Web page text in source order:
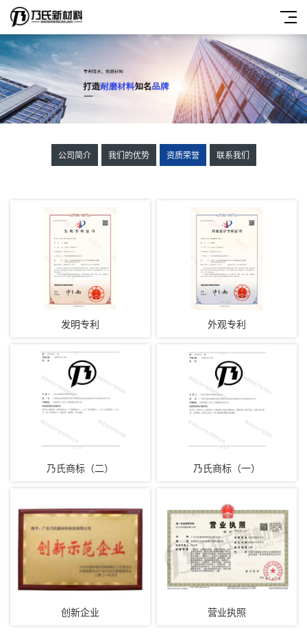
公司简介 我们的优势 资质荣誉 联系我们
发明专利 外观专利
乃氏商标（二） 乃氏商标（一）
创新企业 营业执照